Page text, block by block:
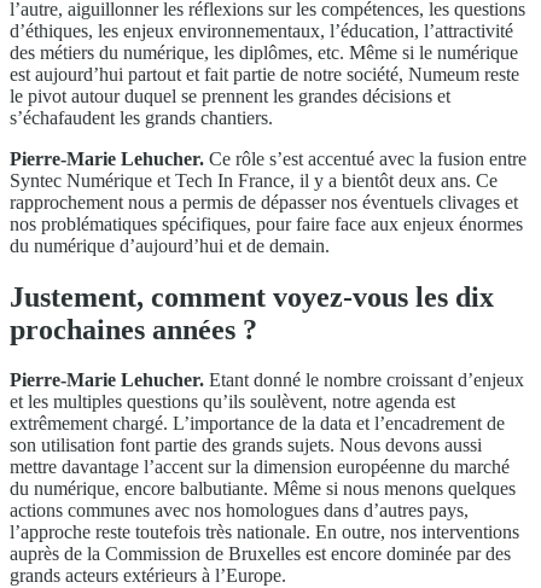
l’autre, aiguillonner les réflexions sur les compétences, les questions
d’éthiques, les enjeux environnementaux, l’éducation, l’attractivité
des métiers du numérique, les diplômes, etc. Même si le numérique
est aujourd’hui partout et fait partie de notre société, Numeum reste
le pivot autour duquel se prennent les grandes décisions et
s’échafaudent les grands chantiers.
Pierre-Marie Lehucher. Ce rôle s’est accentué avec la fusion entre
Syntec Numérique et Tech In France, il y a bientôt deux ans. Ce
rapprochement nous a permis de dépasser nos éventuels clivages et
nos problématiques spécifiques, pour faire face aux enjeux énormes
du numérique d’aujourd’hui et de demain.
Justement, comment voyez-vous les dix
prochaines années ?
Pierre-Marie Lehucher. Etant donné le nombre croissant d’enjeux
et les multiples questions qu’ils soulèvent, notre agenda est
extrêmement chargé. L’importance de la data et l’encadrement de
son utilisation font partie des grands sujets. Nous devons aussi
mettre davantage l’accent sur la dimension européenne du marché
du numérique, encore balbutiante. Même si nous menons quelques
actions communes avec nos homologues dans d’autres pays,
l’approche reste toutefois très nationale. En outre, nos interventions
auprès de la Commission de Bruxelles est encore dominée par des
grands acteurs extérieurs à l’Europe.